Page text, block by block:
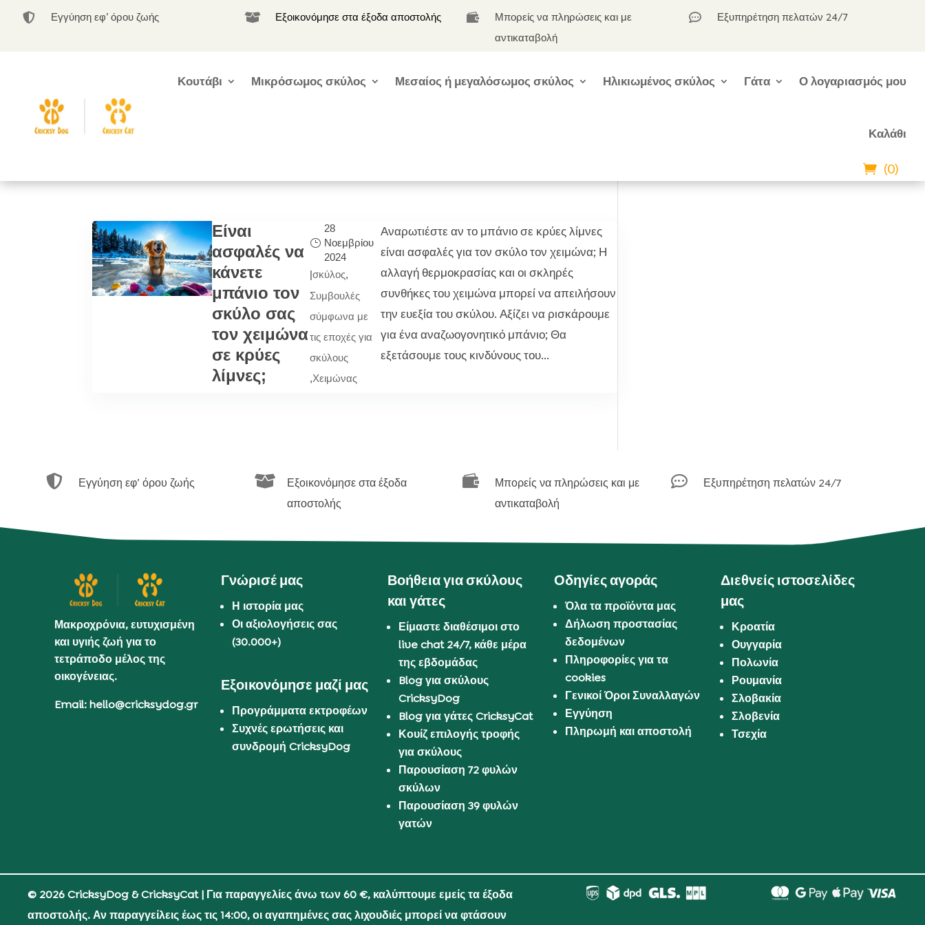
 Εγγύηση εφ’ όρου ζωής  Εξοικονόμησε στα έξοδα αποστολής 
Μπορείς να πληρώσεις και με
αντικαταβολή
 Εξυπηρέτηση πελατών 24/7
Κουτάβι Μικρόσωμος σκύλος Μεσαίος ή μεγαλόσωμος σκύλος Ηλικιωμένος σκύλος Γάτα Ο λογαριασμός μου
Καλάθι
(0)
Είναι
ασφαλές να
κάνετε
μπάνιο τον
σκύλο σας
τον χειμώνα
σε κρύες
λίμνες;
28
Νοεμβρίου
2024
|σκύλος,
Συμβουλές
σύμφωνα με
τις εποχές για
σκύλους
,Χειμώνας
Αναρωτιέστε αν το μπάνιο σε κρύες λίμνες
είναι ασφαλές για τον σκύλο τον χειμώνα; Η
αλλαγή θερμοκρασίας και οι σκληρές
συνθήκες του χειμώνα μπορεί να απειλήσουν
την ευεξία του σκύλου. Αξίζει να ρισκάρουμε
για ένα αναζωογονητικό μπάνιο; Θα
εξετάσουμε τους κινδύνους του...
 Εγγύηση εφ’ όρου ζωής 
Εξοικονόμησε στα έξοδα
αποστολής

Μπορείς να πληρώσεις και με
αντικαταβολή
 Εξυπηρέτηση πελατών 24/7
Μακροχρόνια, ευτυχισμένη
και υγιής ζωή για το
τετράποδο μέλος της
οικογένειας.
Email: hello@cricksydog.gr
Γνώρισέ μας
Η ιστορία μας
Οι αξιολογήσεις σας
(30.000+)
Εξοικονόμησε μαζί μας
Προγράμματα εκτροφέων
Συχνές ερωτήσεις και
συνδρομή CricksyDog
Βοήθεια για σκύλους
και γάτες
Είμαστε διαθέσιμοι στο
live chat 24/7, κάθε μέρα
της εβδομάδας
Blog για σκύλους
CricksyDog
Blog για γάτες CricksyCat
Κουίζ επιλογής τροφής
για σκύλους
Παρουσίαση 72 φυλών
σκύλων
Παρουσίαση 39 φυλών
γατών
Οδηγίες αγοράς
Όλα τα προϊόντα μας
Δήλωση προστασίας
δεδομένων
Πληροφορίες για τα
cookies
Γενικοί Όροι Συναλλαγών
Εγγύηση
Πληρωμή και αποστολή
Διεθνείς ιστοσελίδες
μας
Κροατία
Ουγγαρία
Πολωνία
Ρουμανία
Σλοβακία
Σλοβενία
Τσεχία
© 2026 CricksyDog & CricksyCat| Για παραγγελίες άνω των 60 €, καλύπτουμε εμείς τα έξοδα
αποστολής. Αν παραγγείλεις έως τις 14:00, οι αγαπημένες σας λιχουδιές μπορεί να φτάσουν